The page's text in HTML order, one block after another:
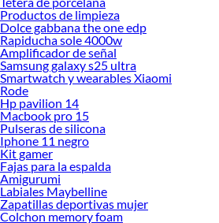
Productos de limpieza
Dolce gabbana the one edp
Rapiducha sole 4000w
Amplificador de señal
Samsung galaxy s25 ultra
Smartwatch y wearables Xiaomi
Rode
Hp pavilion 14
Macbook pro 15
Pulseras de silicona
Iphone 11 negro
Kit gamer
Fajas para la espalda
Amigurumi
Labiales Maybelline
Zapatillas deportivas mujer
Colchon memory foam